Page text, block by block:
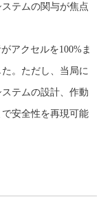
テムの関与が焦点
アクセルを100%ま
。ただし、当局に
テムの設計、作動
安全性を再現可能